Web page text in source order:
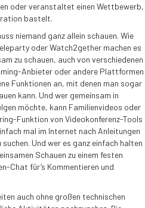
oder veranstaltet einen Wettbewerb,
bastelt.
niemand ganz allein schauen. Wie
oder Watch2gether machen es
zu schauen, auch von verschiedenen
Anbieter oder andere Plattformen
Funktionen an, mit denen man sogar
kann. Und wer gemeinsam in
möchte, kann Familienvideos oder
Funktion von Videokonferenz-Tools
mal im Internet nach Anleitungen
Und wer es ganz einfach halten
Schauen zu einem festen
Chat für’s Kommentieren und
auch ohne großen technischen